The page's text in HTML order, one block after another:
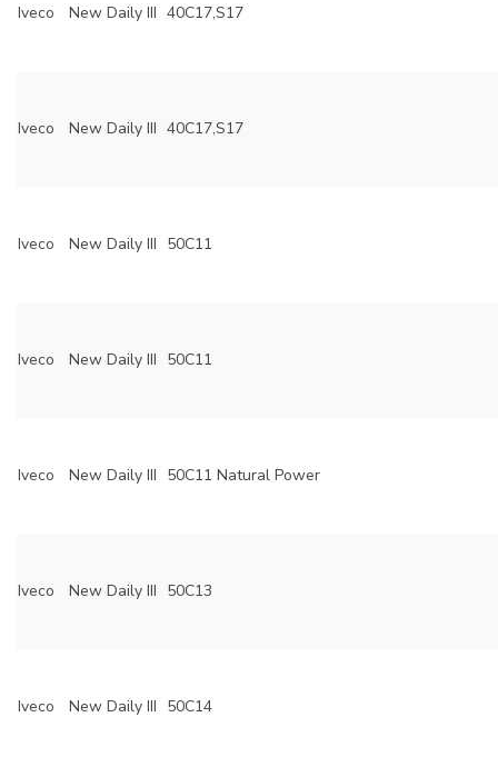
Iveco New Daily III 40C17,S17
Iveco New Daily III 40C17,S17
Iveco New Daily III 50C11
Iveco New Daily III 50C11
Iveco New Daily III 50C11 Natural Power
Iveco New Daily III 50C13
Iveco New Daily III 50C14